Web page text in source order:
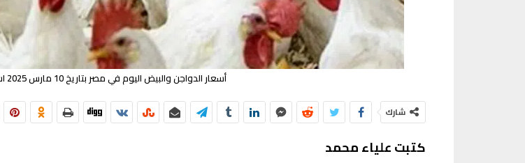
أسعار الدواجن والبيض اليوم في مصر بتاريخ 10 مارس 2025 استقرار في الأسعار رغم التقلبات
شارك
كتبت علياء محمد